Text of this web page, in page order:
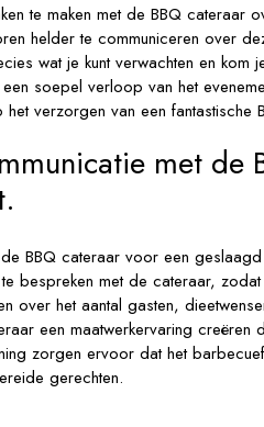
te maken met de BBQ cateraar
helder te communiceren over
wat je kunt verwachten en kom
soepel verloop van het
verzorgen van een fantastische
met de
BBQ cateraar voor een geslaagd
bespreken met de cateraar,
over het aantal gasten,
een maatwerkervaring creëren
zorgen ervoor dat het
gerechten.